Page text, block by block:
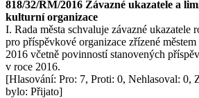
818/32/RM/2016 Závazné ukazatele a
kulturní organizace
I. Rada města schvaluje závazné ukazatele
pro příspěvkové organizace zřízené
2016 včetně povinností stanovených
v roce 2016.
[Hlasování: Pro: 7, Proti: 0, Nehlasoval: 0,
bylo: Přijato]